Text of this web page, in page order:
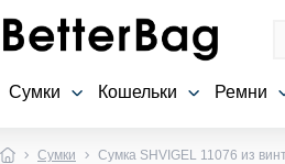
Сумки Кошельки Ремни
Сумки Сумка SHVIGEL 11076 из